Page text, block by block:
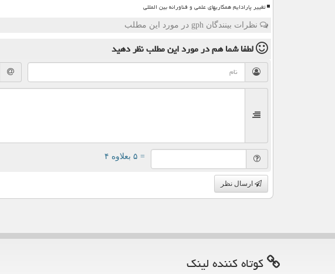
تغییر پارادایم همکاریهای علمی و فناورانه بین المللی
نظرات بینندگان gph در مورد این مطلب
لطفا شما همدر مورد این مطلبنظر دهید
= ۵ بعلاوه ۴
ارسال نظر
كوتاه كننده لینك